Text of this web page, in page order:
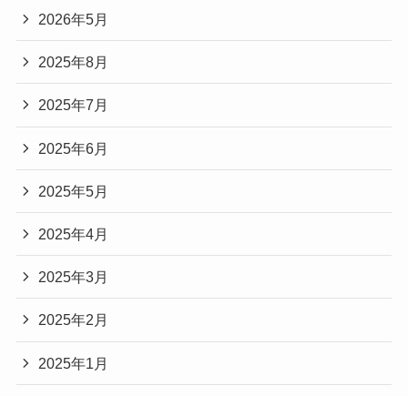
2026年5月
2025年8月
2025年7月
2025年6月
2025年5月
2025年4月
2025年3月
2025年2月
2025年1月